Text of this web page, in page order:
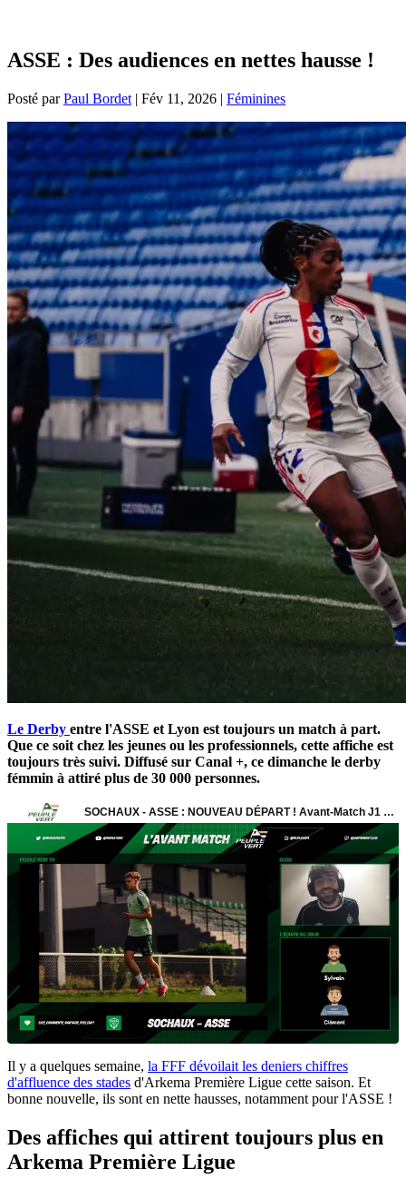
ASSE : Des audiences en nettes hausse !
Posté parPaul Bordet | Fév 11, 2026 | Féminines
Le Derby entre l'ASSE et Lyon est toujours un match à part.
Que ce soit chez les jeunes ou les professionnels, cette affiche est
toujours très suivi. Diffusé sur Canal +, ce dimanche le derby
fémmin à attiré plus de 30 000 personnes.
Il y a quelques semaine, la FFF dévoilait les deniers chiffres
d'affluence des stades d'Arkema Première Ligue cette saison. Et
bonne nouvelle, ils sont en nette hausses, notamment pour l'ASSE !
Des affiches qui attirent toujours plus en
Arkema Première Ligue